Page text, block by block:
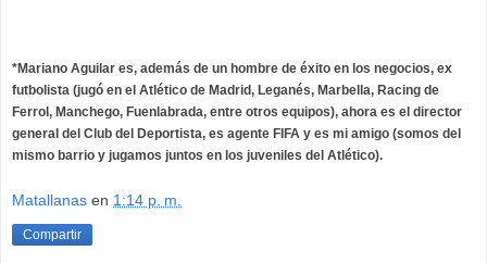
*Mariano Aguilar es, además de un hombre de éxito en los negocios, ex
futbolista (jugó en el Atlético de Madrid, Leganés, Marbella, Racing de
Ferrol, Manchego, Fuenlabrada, entre otros equipos), ahora es el director
general del Club del Deportista, es agente FIFA y es mi amigo (somos del
mismo barrio y jugamos juntos en los juveniles del Atlético).
Matallanas en 1:14 p. m.
Compartir